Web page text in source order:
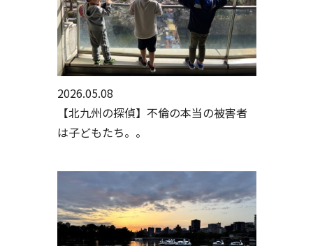
2026.05.08
【北九州の探偵】不倫の本当の被害者
は子どもたち。。